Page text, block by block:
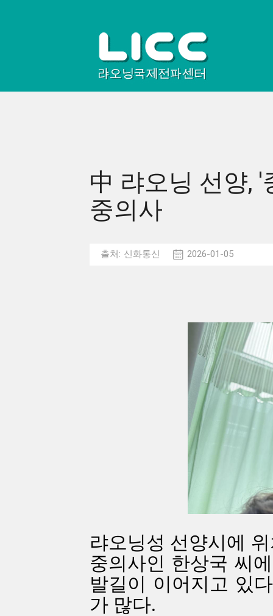
中 랴오닝 선양,
중의사
출처: 신화통신 2026-01-05
랴오닝성 선양시에
중의사인 한상국 씨
발길이 이어지고 있
가 많다.